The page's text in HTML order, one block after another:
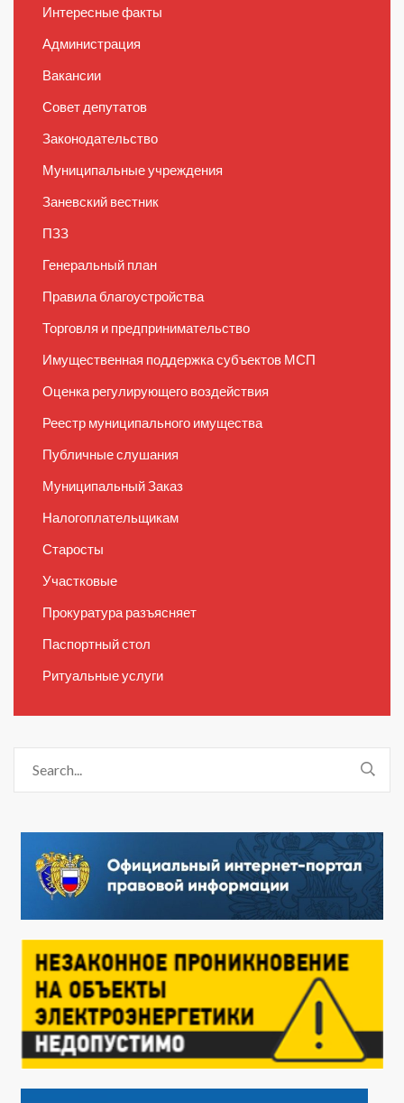
Интересные факты
Администрация
Вакансии
Совет депутатов
Законодательство
Муниципальные учреждения
Заневский вестник
ПЗЗ
Генеральный план
Правила благоустройства
Торговля и предпринимательство
Имущественная поддержка субъектов МСП
Оценка регулирующего воздействия
Реестр муниципального имущества
Публичные слушания
Муниципальный Заказ
Налогоплательщикам
Старосты
Участковые
Прокуратура разъясняет
Паспортный стол
Ритуальные услуги